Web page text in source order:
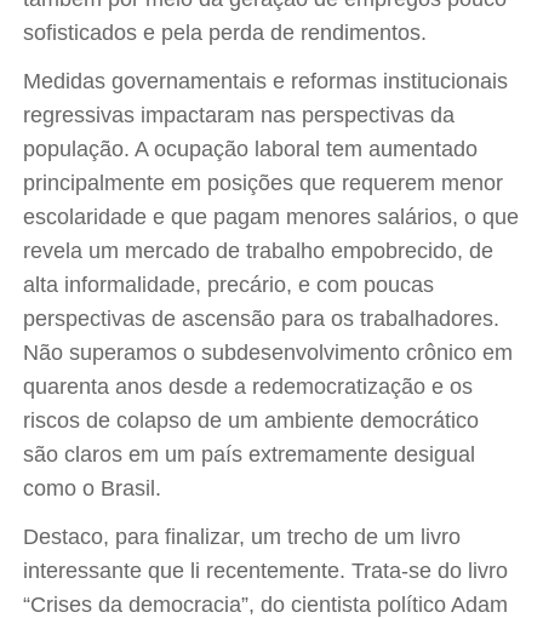
sofisticados e pela perda de rendimentos.
Medidas governamentais e reformas institucionais
regressivas impactaram nas perspectivas da
população. A ocupação laboral tem aumentado
principalmente em posições que requerem menor
escolaridade e que pagam menores salários, o que
revela um mercado de trabalho empobrecido, de
alta informalidade, precário, e com poucas
perspectivas de ascensão para os trabalhadores.
Não superamos o subdesenvolvimento crônico em
quarenta anos desde a redemocratização e os
riscos de colapso de um ambiente democrático
são claros em um país extremamente desigual
como o Brasil.
Destaco, para finalizar, um trecho de um livro
interessante que li recentemente. Trata-se do livro
“Crises da democracia”, do cientista político Adam